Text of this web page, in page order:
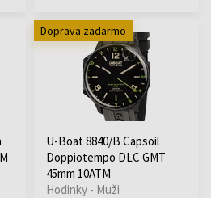
Doprava zadarmo
U-Boat 8840/B Capsoil
Doppiotempo DLC GMT
45mm 10ATM
Hodinky - Muži